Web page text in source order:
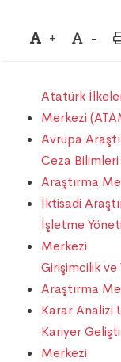
+ -
Atatürk
Merkezi
Avrupa
Ceza
Araştırma
İktisadi
İşletme
Merkezi
Girişimcilik
Araştırma
Karar Analizi
Kariyer
Merkezi